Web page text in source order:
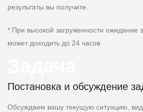
результаты вы получите.
* При высокой загруженности ожидание
может доходить до 24 часов
Постановка и обсуждение
Обсуждаем вашу текущую ситуацию,